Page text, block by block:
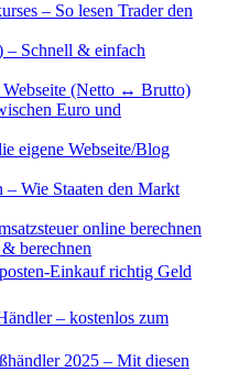
– So lesen Trader den
Schnell & einfach
Webseite (Netto ↔ Brutto)
Euro und
eigene Webseite/Blog
Wie Staaten den Markt
online berechnen
berechnen
Einkauf richtig Geld
– kostenlos zum
2025 – Mit diesen